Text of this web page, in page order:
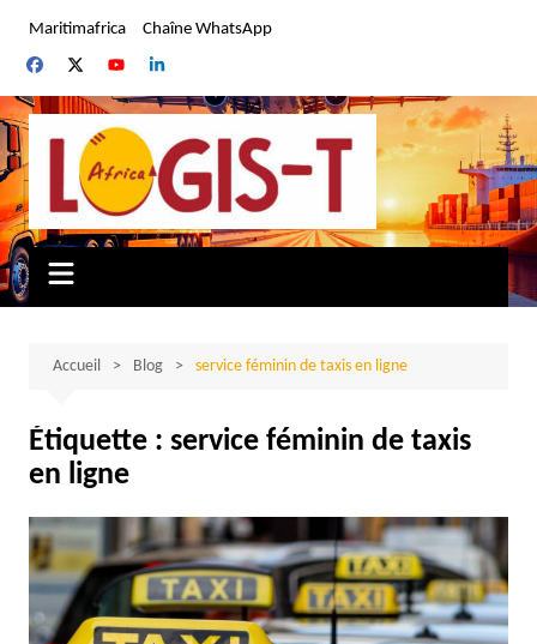
contenu
Maritimafrica Chaîne WhatsApp
Accueil Blog service féminin de taxis en ligne
Étiquette : service féminin de taxis
en ligne